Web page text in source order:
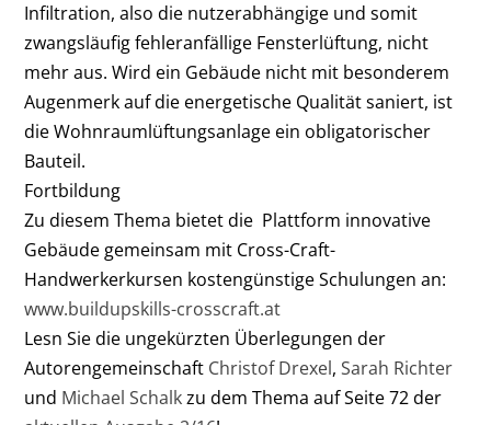
Infiltration, also die nutzerabhängige und somit
zwangsläufig fehleranfällige Fensterlüftung, nicht
mehr aus. Wird ein Gebäude nicht mit besonderem
Augenmerk auf die energetische Qualität saniert, ist
die Wohnraumlüftungsanlage ein obligatorischer
Bauteil.
Fortbildung
Zu diesem Thema bietet die Plattform innovative
Gebäude gemeinsam mit Cross-Craft-
Handwerkerkursen kostengünstige Schulungen an:
www.buildupskills-crosscraft.at
Lesn Sie die ungekürzten Überlegungen der
Autorengemeinschaft Christof Drexel,Sarah Richter
und Michael Schalkzu dem Thema auf Seite 72 der